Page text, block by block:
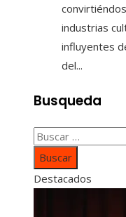
industrias
influyentes
del...
Busqueda
Buscar:
Destacados